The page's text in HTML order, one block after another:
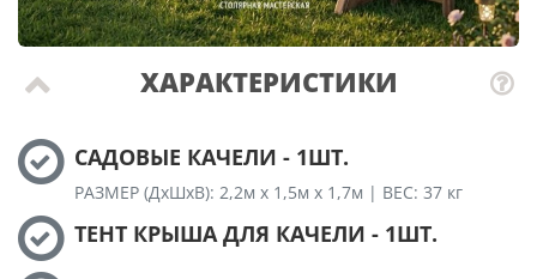
ХАРАКТЕРИСТИКИ
САДОВЫЕ КАЧЕЛИ - 1ШТ.
РАЗМЕР (ДхШхВ): 2,2м х 1,5м х 1,7м | ВЕС: 37 кг
ТЕНТ КРЫША ДЛЯ КАЧЕЛИ - 1ШТ.